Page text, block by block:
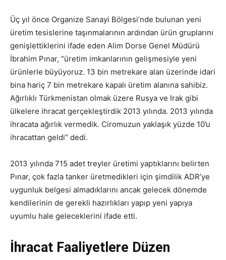
Üç yıl önce Organize Sanayi Bölgesi’nde bulunan yeni
üretim tesislerine taşınmalarının ardından ürün gruplarını
genişlettiklerini ifade eden Alim Dorse Genel Müdürü
İbrahim Pınar, “üretim imkanlarının gelişmesiyle yeni
ürünlerle büyüyoruz. 13 bin metrekare alan üzerinde idari
bina hariç 7 bin metrekare kapalı üretim alanına sahibiz.
Ağırlıklı Türkmenistan olmak üzere Rusya ve Irak gibi
ülkelere ihracat gerçekleştirdik 2013 yılında. 2013 yılında
ihracata ağırlık vermedik. Ciromuzun yaklaşık yüzde 10’u
ihracattan geldi” dedi.
2013 yılında 715 adet treyler üretimi yaptıklarını belirten
Pınar, çok fazla tanker üretmedikleri için şimdilik ADR’ye
uygunluk belgesi almadıklarını ancak gelecek dönemde
kendilerinin de gerekli hazırlıkları yapıp yeni yapıya
uyumlu hale geleceklerini ifade etti.
İhracat Faaliyetlere Düzen